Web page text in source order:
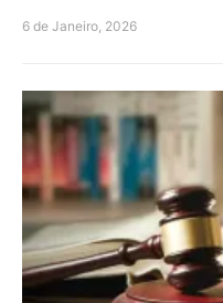
6 de Janeiro, 2026